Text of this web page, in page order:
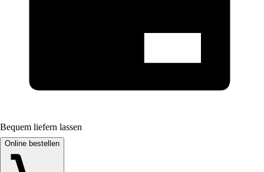
Bequem liefern lassen
Online bestellen